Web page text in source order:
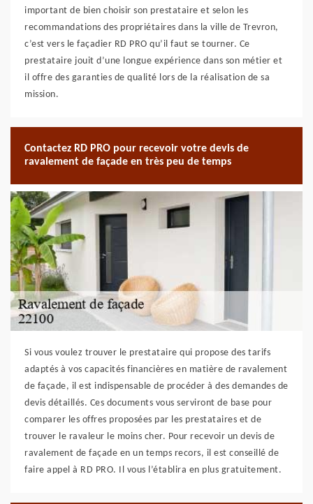
important de bien choisir son prestataire et selon les
recommandations des propriétaires dans la ville de Trevron,
c’est vers le façadier RD PRO qu’il faut se tourner. Ce
prestataire jouit d’une longue expérience dans son métier et
il offre des garanties de qualité lors de la réalisation de sa
mission.
Contactez RD PRO pour recevoir votre devis de
ravalement de façade en très peu de temps
Si vous voulez trouver le prestataire qui propose des tarifs
adaptés à vos capacités financières en matière de ravalement
de façade, il est indispensable de procéder à des demandes de
devis détaillés. Ces documents vous serviront de base pour
comparer les offres proposées par les prestataires et de
trouver le ravaleur le moins cher. Pour recevoir un devis de
ravalement de façade en un temps recors, il est conseillé de
faire appel à RD PRO. Il vous l’établira en plus gratuitement.